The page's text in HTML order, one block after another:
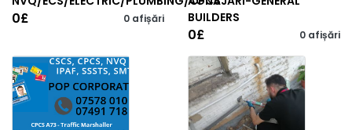
0£ 0 afișări
BUILDERS
0£ 0 afișări